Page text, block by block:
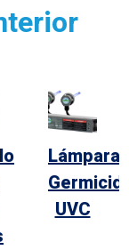
Lámparas
UVC